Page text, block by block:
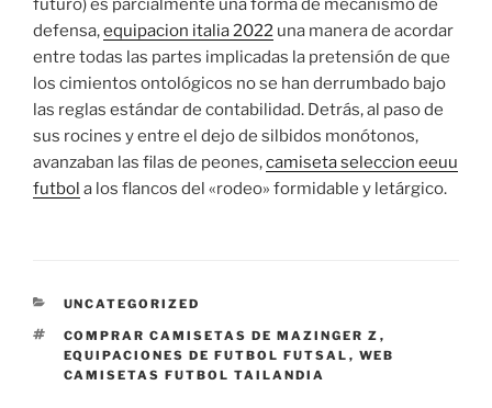
futuro) es parcialmente una forma de mecanismo de
defensa,equipacion italia 2022 una manera de acordar
entre todas las partes implicadas la pretensión de que
los cimientos ontológicos no se han derrumbado bajo
las reglas estándar de contabilidad. Detrás, al paso de
sus rocines y entre el dejo de silbidos monótonos,
avanzaban las filas de peones,camiseta seleccion eeuu
futbol a los flancos del «rodeo» formidable y letárgico.
CATEGORÍAS
UNCATEGORIZED
ETIQUETAS
COMPRAR CAMISETAS DE MAZINGER Z ,
EQUIPACIONES DE FUTBOL FUTSAL , WEB
CAMISETAS FUTBOL TAILANDIA